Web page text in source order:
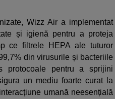
Wizz Air a implementat
și igienă pentru a proteja
ce filtrele HEPA ale tuturor
din virusurile și bacteriile
protocoale pentru a sprijini
un mediu foarte curat la
umană neesențială